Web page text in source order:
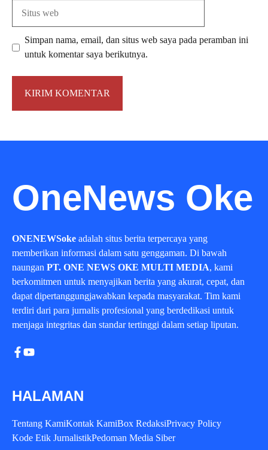
Simpan nama, email, dan situs web saya pada peramban ini
untuk komentar saya berikutnya.
OneNews Oke
ONENEWSoke adalah situs berita terpercaya yang
memberikan informasi dalam satu genggaman. Di bawah
naungan PT. ONE NEWS OKE MULTI MEDIA, kami
berkomitmen untuk menyajikan berita yang akurat, cepat, dan
dapat dipertanggungjawabkan kepada masyarakat. Tim kami
terdiri dari para jurnalis profesional yang berdedikasi untuk
menjaga integritas dan standar tertinggi dalam setiap liputan.
HALAMAN
Tentang KamiKontak KamiBox RedaksiPrivacy Policy
Kode Etik JurnalistikPedoman Media Siber